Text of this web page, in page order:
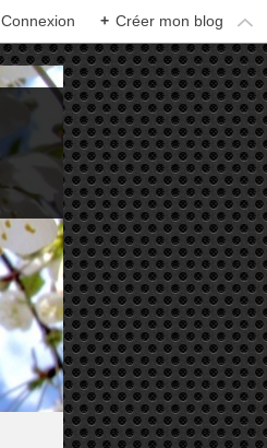
Connexion + Créer mon blog